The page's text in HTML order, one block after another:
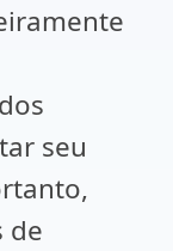
seu
de